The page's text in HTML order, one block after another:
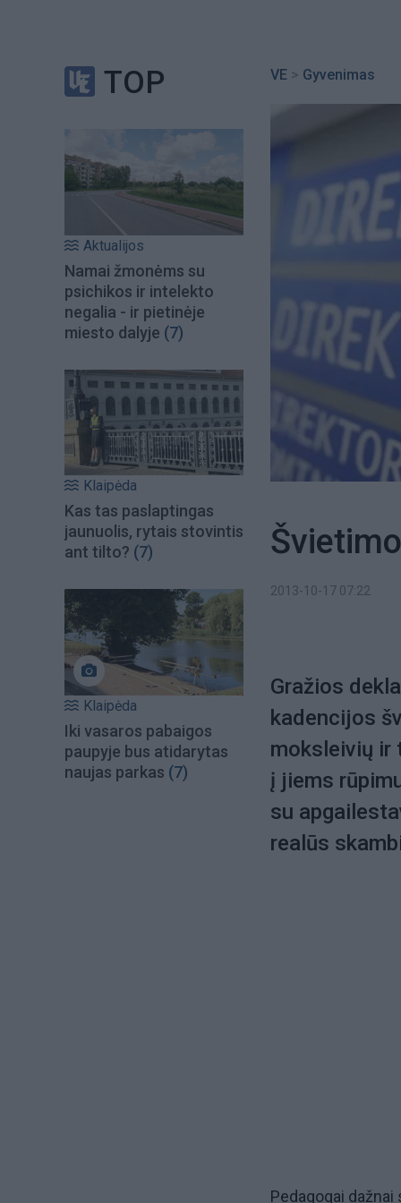
TOP
Aktualijos
Namai žmonėms su
psichikos ir intelekto
negalia - ir pietinėje
miesto dalyje (7)
Klaipėda
Kas tas paslaptingas
jaunuolis, rytais stovintis
ant tilto? (7)
Klaipėda
Iki vasaros pabaigos
paupyje bus atidarytas
naujas parkas (7)
VE > Gyvenimas
2013-10-17 07:22
Gražios
kadencijos
moksleivių ir
į jiems
su
realūs
Pedagogai